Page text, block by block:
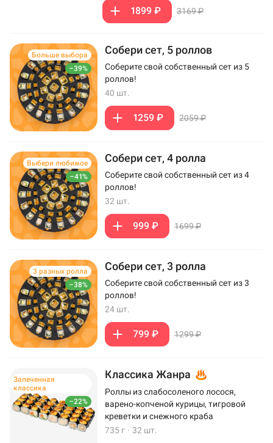
1899 ₽ 3169 ₽
–39%
Больше выбора Собери сет, 5 роллов
Соберите свой собственный сет из 5
роллов!
40 шт.
1259 ₽ 2059 ₽
–41%
Выбери любимое Собери сет, 4 ролла
Соберите свой собственный сет из 4
роллов!
32 шт.
999 ₽ 1699 ₽
–38%
3 разных ролла Собери сет, 3 ролла
Соберите свой собственный сет из 3
роллов!
24 шт.
799 ₽ 1299 ₽
–22%
Запеченная
классика
Классика Жанра
Роллы из слабосоленого лосося,
варено-копченой курицы, тигровой
креветки и снежного краба
735 г · 32 шт.